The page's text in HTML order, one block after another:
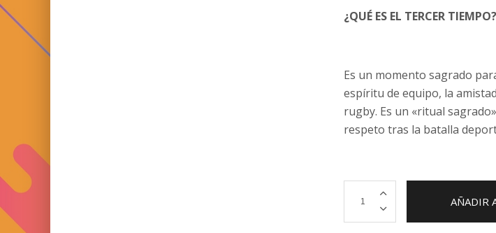
¿QUÉ ES EL TERCER TIEMPO?
Es un momento sagrado
espíritu de equipo, la
rugby. Es un «ritual
respeto tras la batalla
Tiempo
cantidad
AÑADIR